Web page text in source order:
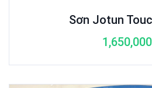
Sơn Jotun